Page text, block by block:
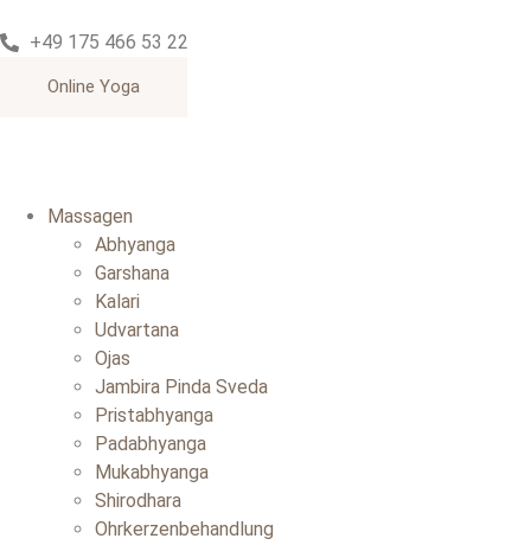
+49 175 466 53 22
Online Yoga
Massagen
Abhyanga
Garshana
Kalari
Udvartana
Ojas
Jambira Pinda Sveda
Pristabhyanga
Padabhyanga
Mukabhyanga
Shirodhara
Ohrkerzenbehandlung